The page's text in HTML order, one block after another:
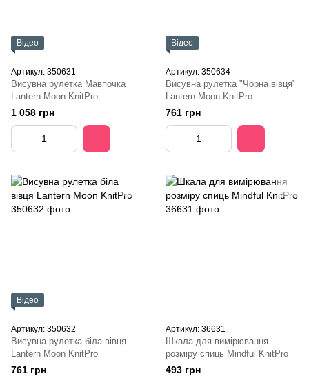
Відео
Артикул: 350631
Висувна рулетка Мавпочка
Lantern Moon KnitPro
1 058 грн
Відео
Артикул: 350634
Висувна рулетка "Чорна вівця"
Lantern Moon KnitPro
761 грн
Відео
Артикул: 350632
Висувна рулетка біла вівця
Lantern Moon KnitPro
761 грн
Артикул: 36631
Шкала для вимірювання
розміру спиць Mindful KnitPro
493 грн